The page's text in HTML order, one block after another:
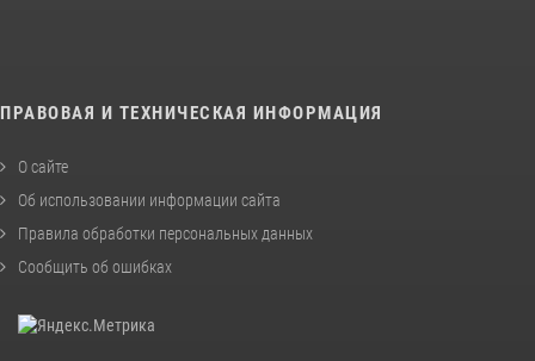
ПРАВОВАЯ И ТЕХНИЧЕСКАЯ ИНФОРМАЦИЯ
О сайте
Об использовании информации сайта
Правила обработки персональных данных
Сообщить об ошибках